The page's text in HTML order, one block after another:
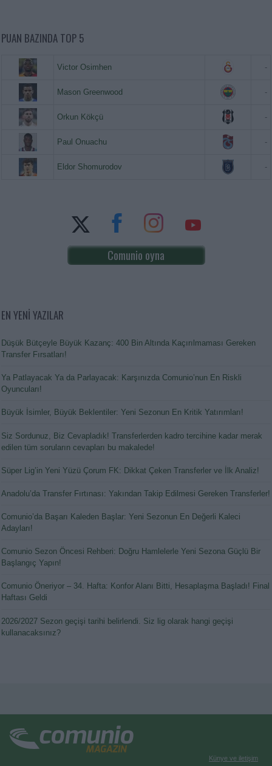
PUAN BAZINDA TOP 5
Victor Osimhen -
Mason Greenwood -
Orkun Kökçü -
Paul Onuachu -
Eldor Shomurodov -
Comunio oyna
EN YENİ YAZILAR
Düşük Bütçeyle Büyük Kazanç: 400 Bin Altında Kaçırılmaması Gereken
Transfer Fırsatları!
Ya Patlayacak Ya da Parlayacak: Karşınızda Comunio’nun En Riskli
Oyuncuları!
Büyük İsimler, Büyük Beklentiler: Yeni Sezonun En Kritik Yatırımları!
Siz Sordunuz, Biz Cevapladık! Transferlerden kadro tercihine kadar merak
edilen tüm soruların cevapları bu makalede!
Süper Lig’in Yeni Yüzü Çorum FK: Dikkat Çeken Transferler ve İlk Analiz!
Anadolu’da Transfer Fırtınası: Yakından Takip Edilmesi Gereken Transferler!
Comunio’da Başarı Kaleden Başlar: Yeni Sezonun En Değerli Kaleci
Adayları!
Comunio Sezon Öncesi Rehberi: Doğru Hamlelerle Yeni Sezona Güçlü Bir
Başlangıç Yapın!
Comunio Öneriyor – 34. Hafta: Konfor Alanı Bitti, Hesaplaşma Başladı! Final
Haftası Geldi
2026/2027 Sezon geçişi tarihi belirlendi. Siz lig olarak hangi geçişi
kullanacaksınız?
Künye ve iletişim